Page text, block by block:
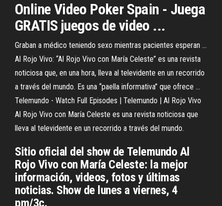
Online Video Poker Spain - Juega
GRATIS juegos de video ...
Graban a médico teniendo sexo mientras pacientes esperan ...
Al Rojo Vivo: “Al Rojo Vivo con María Celeste” es una revista
noticiosa que, en una hora, lleva al televidente en un recorrido
a través del mundo. Es una “paella informativa” que ofrece ...
Telemundo - Watch Full Episodes | Telemundo | Al Rojo Vivo
Al Rojo Vivo con María Celeste es una revista noticiosa que
lleva al televidente en un recorrido a través del mundo.
Sitio oficial del show de Telemundo Al
Rojo Vivo con María Celeste: la mejor
información, videos, fotos y últimas
noticias. Show de lunes a viernes, 4
pm/3c.